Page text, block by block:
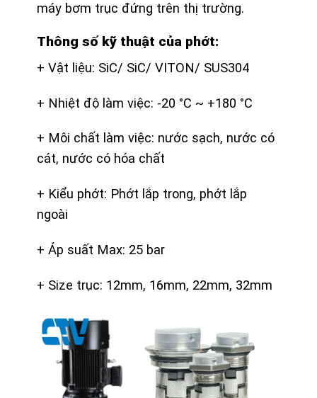
máy bơm trục đứng trên thị trường.
Thông số kỹ thuật của phớt:
+ Vật liệu: SiC/ SiC/ VITON/ SUS304
+ Nhiệt độ làm việc: -20 °C ~ +180 °C
+ Môi chất làm việc: nước sạch, nước có
cát, nước có hóa chất
+ Kiểu phớt: Phớt lắp trong, phớt lắp
ngoài
+ Áp suất Max: 25 bar
+ Size trục: 12mm, 16mm, 22mm, 32mm